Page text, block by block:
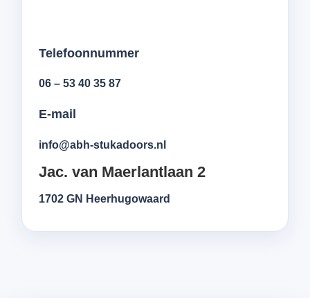
Telefoonnummer
06 – 53 40 35 87
E-mail
info@abh-stukadoors.nl
Jac. van Maerlantlaan 2
1702 GN Heerhugowaard